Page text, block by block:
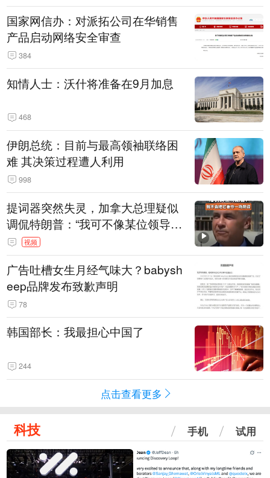
国家网信办：对派拓公司在华销售
产品启动网络安全审查
384
知情人士：沃什将准备在9月加息
468
伊朗总统：目前与最高领袖联络困
难 其决策过程遭人利用
998
提词器突然失灵，加拿大总理疑似
调侃特朗普：“我可不像某位领导
人，把这当成一场阴谋”，全场哄笑
视频
广告吐槽女生月经气味大？babysh
eep品牌发布致歉声明
78
韩国部长：我最担心中国了
244
点击查看更多
科技 手机 试用